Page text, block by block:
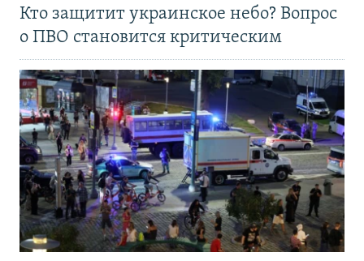
Кто защитит украинское небо? Вопрос
о ПВО становится критическим